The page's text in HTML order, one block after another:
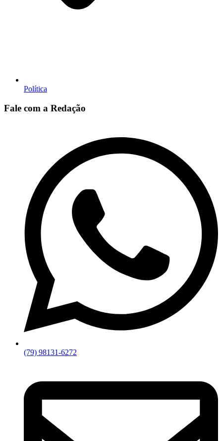
Política
Fale com a Redação
(79) 98131-6272